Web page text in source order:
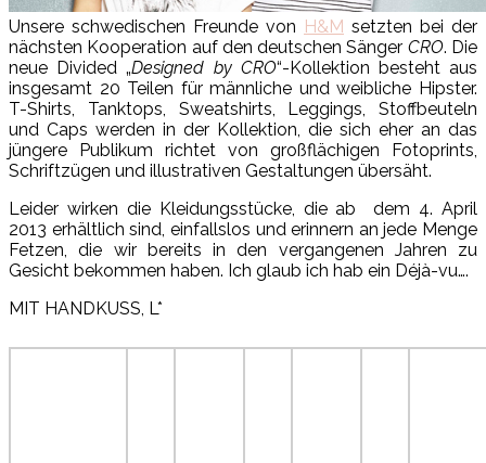
Unsere schwedischen Freunde von H&M setzten bei der
nächsten Kooperation auf den deutschen Sänger CRO. Die
neue Divided „Designed by CRO“-Kollektion besteht aus
insgesamt 20 Teilen für männliche und weibliche Hipster.
T-Shirts, Tanktops, Sweatshirts, Leggings, Stoffbeuteln
und Caps werden in der Kollektion, die sich eher an das
jüngere Publikum richtet von großflächigen Fotoprints,
Schriftzügen und illustrativen Gestaltungen übersäht.
Leider wirken die Kleidungsstücke, die ab dem 4. April
2013 erhältlich sind, einfallslos und erinnern an jede Menge
Fetzen, die wir bereits in den vergangenen Jahren zu
Gesicht bekommen haben. Ich glaub ich hab ein Déjà-vu….
MIT HANDKUSS, L*